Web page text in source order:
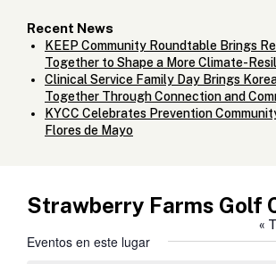
Recent News
KEEP Community Roundtable Brings
Together to Shape a More Climate-
Clinical Service Family Day Brings
Together Through Connection and
KYCC Celebrates Prevention
Flores de Mayo
Strawberry Farms Golf
«
Eventos en este lugar